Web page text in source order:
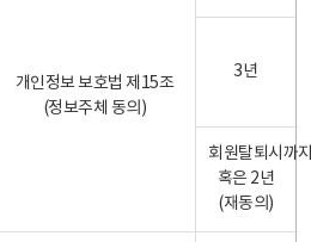
개인정보 보호법 제15조
(정보주체 동의)
3년
회원탈퇴시까
혹은 2년
(재동의)